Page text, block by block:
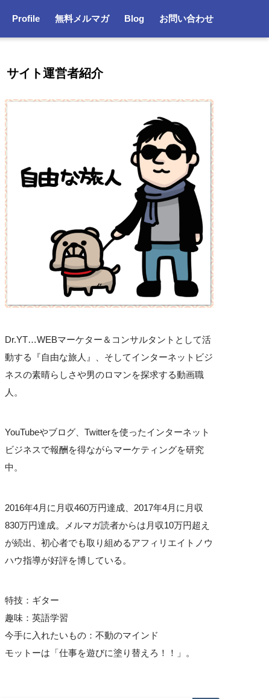
Profile 無料メルマガ Blog お問い合わせ
サイト運営者紹介
Dr.YT…WEBマーケター＆コンサルタントとして活
動する『自由な旅人』、そしてインターネットビジ
ネスの素晴らしさや男のロマンを探求する動画職
人。
YouTubeやブログ、Twitterを使ったインターネット
ビジネスで報酬を得ながらマーケティングを研究
中。
2016年4月に月収460万円達成、2017年4月に月収
830万円達成。メルマガ読者からは月収10万円超え
が続出、初心者でも取り組めるアフィリエイトノウ
ハウ指導が好評を博している。
特技：ギター
趣味：英語学習
今手に入れたいもの：不動のマインド
モットーは「仕事を遊びに塗り替えろ！！」。